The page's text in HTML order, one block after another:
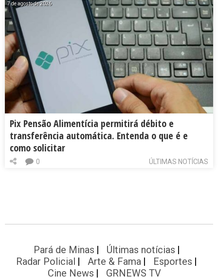
7 de agosto de 2026
Pix Pensão Alimentícia permitirá débito e
transferência automática. Entenda o que é e
como solicitar
ÚLTIMAS NOTÍCIAS
0
Pará de Minas
Últimas notícias
Radar Policial
Arte & Fama
Esportes
Cine News
GRNEWS TV